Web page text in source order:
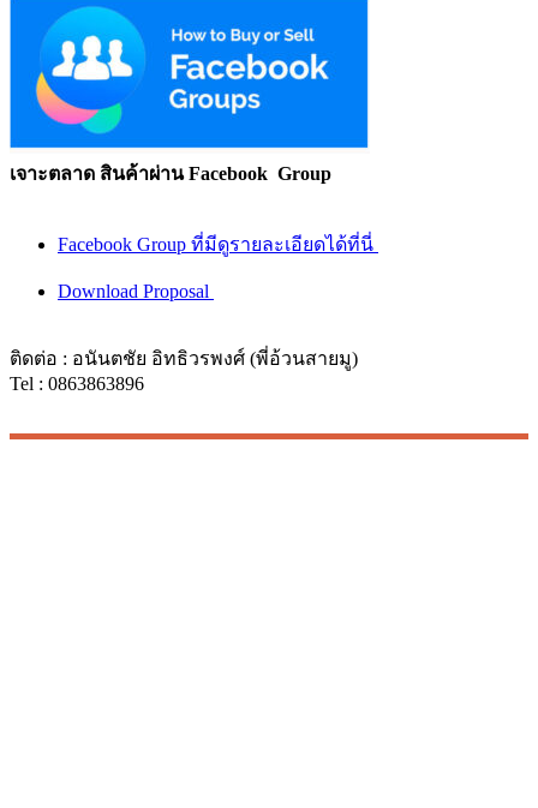
เจาะตลาด สินค้าผ่าน Facebook Group
Facebook Group ที่มีดูรายละเอียดได้ที่นี่
Download Proposal
ติดต่อ : อนันตชัย อิทธิวรพงศ์ (พี่อ้วนสายมู)
Tel : 0863863896